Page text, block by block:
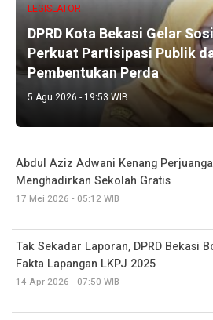
LEGISLATOR
DPRD Kota Bekasi Gelar
Perkuat Partisipasi Publik
Pembentukan Perda
5 Agu 2026 - 19:53 WIB
Abdul Aziz Adwani Kenang
Menghadirkan Sekolah Gratis
17 Mei 2026 - 05:12 WIB
Tak Sekadar Laporan, DPRD Bekasi
Fakta Lapangan LKPJ 2025
14 Apr 2026 - 07:50 WIB